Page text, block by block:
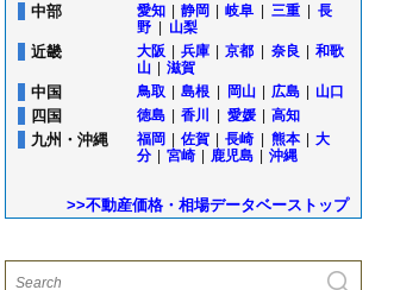
中部 愛知 静岡 岐阜 三重
長
野
山梨
近畿 大阪 兵庫 京都 奈良
和歌
山
滋賀
中国 鳥取 島根 岡山 広島 山口
四国 徳島 香川 愛媛 高知
九州・沖縄 福岡 佐賀 長崎 熊本
大
分
宮崎 鹿児島 沖縄
>>不動産価格・相場データベーストップ